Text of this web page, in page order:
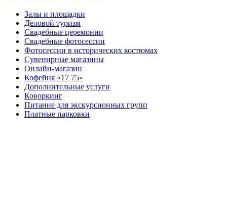
Залы и площадки
Деловой туризм
Свадебные церемонии
Свадебные фотосессии
Фотосессии в исторических костюмах
Сувенирные магазины
Онлайн-магазин
Кофейня «17 75»
Дополнительные услуги
Коворкинг
Питание для экскурсионных групп
Платные парковки